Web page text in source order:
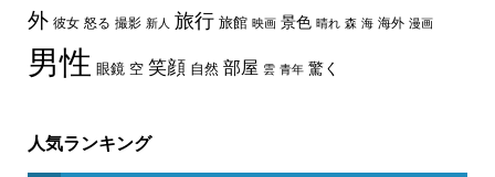
外 彼女 怒る 撮影 新人 旅行 旅館 映画 景色 晴れ 森 海 海外 漫画
男性 眼鏡 空 笑顔 自然 部屋 雲 青年 驚く
人気ランキング